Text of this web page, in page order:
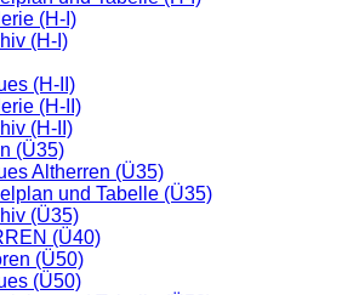
(H-I)
(H-I)
(H-II)
(H-II)
(H-II)
(Ü35)
Altherren (Ü35)
und Tabelle (Ü35)
(Ü35)
(Ü40)
(Ü50)
(Ü50)